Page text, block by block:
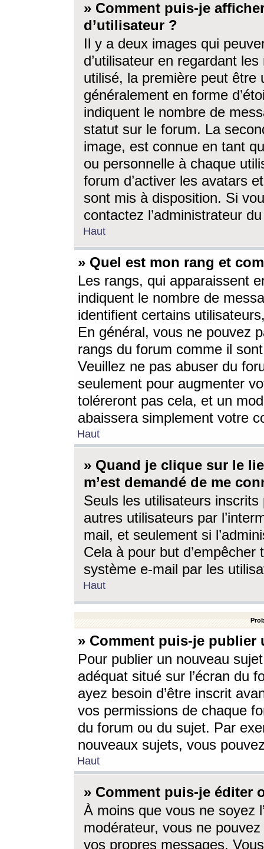
» Comment puis-je
d’utilisateur ?
Il y a deux images qui
d’utilisateur en regardant
utilisé, la première peut être
généralement en forme
indiquent le nombre de
statut sur le forum. La
image, est connue en tant
ou personnelle à chaque
forum d’activer les avatars
sont mis à disposition. Si
contactez l’administrateur
Haut
» Quel est mon rang et
Les rangs, qui apparaissent
indiquent le nombre de
identifient certains
En général, vous ne pouvez
rangs du forum comme il
Veuillez ne pas abuser du
seulement pour augmenter
toléreront pas cela, et un
abaissera simplement votre
Haut
» Quand je clique sur le
m’est demandé de me
Seuls les utilisateurs
autres utilisateurs par
mail, et seulement si
Cela à pour but
système e-mail par les
Haut
» Comment puis-je
Pour publier un nouveau
adéquat situé sur l’écran du
ayez besoin d’être inscrit
vos permissions de chaque
du forum ou du sujet. Par
nouveaux sujets, vous
Haut
» Comment puis-je éditer
À moins que vous ne soyez
modérateur, vous ne
vos propres messages.